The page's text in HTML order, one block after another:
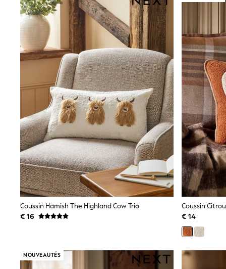
Shirts
Shorts
Sunglasses
Sunsafe Swimwear
Swimshorts
Tops & T-Shirts
Girls Holiday Shop
All Swimwear
Beach Dresses & Kaftans
Dresses
Sun Hats & Caps
Jumpsuits & Playsuits
Rash Vests
Sandals & Sliders
Shorts
Skirts
Sunglasses
Sunsafe Swimwear
Tops & T-Shirts
Baby Holiday Shop
Baby Travel Accessories
All Accessories
Beach Bags
Havaianas
Coussin Hamish The Highland Cow Trio
€ 16
Coussin
€ 14
NOUVEAUTÉS